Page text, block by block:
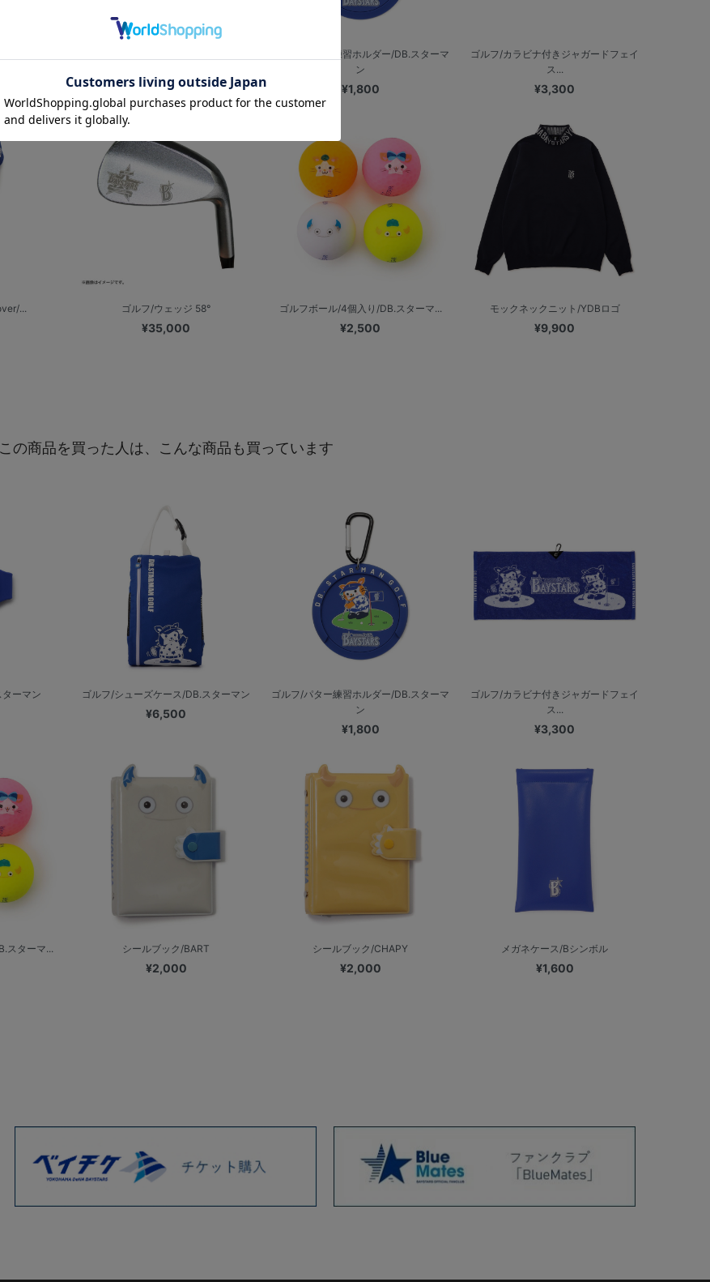
スターマン
¥2,000
ゴルフ/パター練習ホルダー/DB.スターマ
ン
¥1,800
ゴルフ/カラビナ付きジャガードフェイ
ス...
¥3,300
... ゴルフ/ウェッジ 58°
¥35,000
ゴルフボール/4個入り/DB.スターマ...
¥2,500
モックネックニット/YDBロゴ
¥9,900
この商品を買った人は、こんな商品も買っています
ーマン ゴルフ/シューズケース/DB.スターマン
¥6,500
ゴルフ/パター練習ホルダー/DB.スターマ
ン
¥1,800
ゴルフ/カラビナ付きジャガードフェイ
ス...
¥3,300
スターマ... シールブック/BART
¥2,000
シールブック/CHAPY
¥2,000
メガネケース/Bシンボル
¥1,600